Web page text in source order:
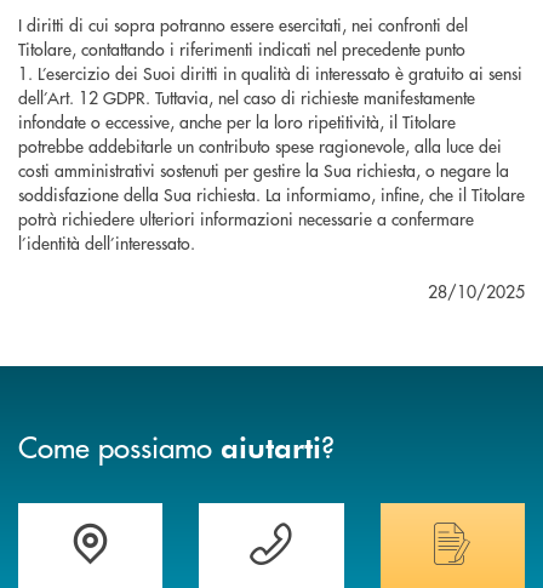
I diritti di cui sopra potranno essere esercitati, nei confronti del
Titolare, contattando i riferimenti indicati nel precedente punto
1. L’esercizio dei Suoi diritti in qualità di interessato è gratuito ai sensi
dell’Art. 12 GDPR. Tuttavia, nel caso di richieste manifestamente
infondate o eccessive, anche per la loro ripetitività, il Titolare
potrebbe addebitarle un contributo spese ragionevole, alla luce dei
costi amministrativi sostenuti per gestire la Sua richiesta, o negare la
soddisfazione della Sua richiesta. La informiamo, infine, che il Titolare
potrà richiedere ulteriori informazioni necessarie a confermare
l’identità dell’interessato.
28/10/2025
Come possiamo aiutarti?
Trova la filiale più vicina a te&nbsp;Hai bisogno di assistenza immediata?
Hai bisogno di